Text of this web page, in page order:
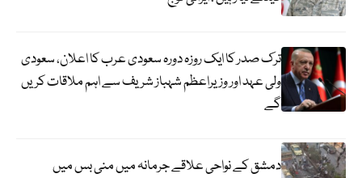
ترک صدر کا ایک روزہ دورہ سعودی عرب کا اعلان، سعودی
ولی عہد اور وزیراعظم شہباز شریف سے اہم ملاقات کریں
گے
دمشق کے نواحی علاقے جرمانہ میں منی بس میں